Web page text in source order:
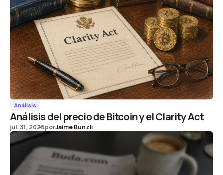
Análisis
Análisis del precio de Bitcoin y el Clarity Act
jul. 31, 2026porJaime Bunzli